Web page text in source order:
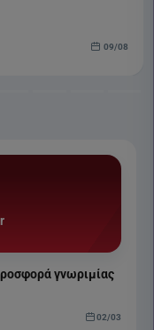
09/08
γνωριμίας
02/03